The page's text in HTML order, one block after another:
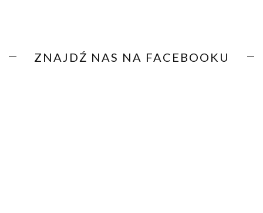
ZNAJDŹ NAS NA FACEBOOKU